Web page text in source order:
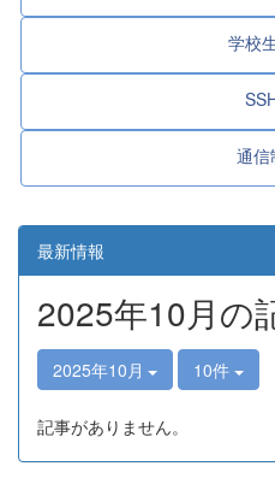
学校
通信
最新情報
2025年10月の
2025年10月 10件
記事がありません。